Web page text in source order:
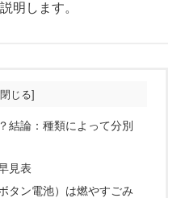
明します。
結論：種類によって分別
見表
タン電池）は燃やすごみ